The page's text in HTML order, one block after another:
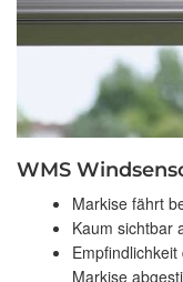
WMS
Markise fährt
Kaum sichtbar
Markise